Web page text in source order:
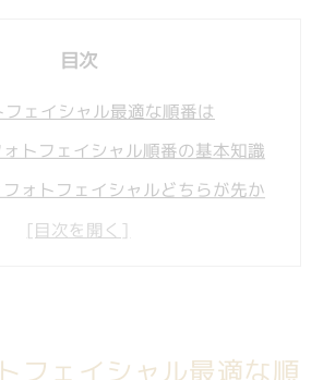
目次
ェイシャル最適な順番は
トフェイシャル順番の基本知識
ォトフェイシャルどちらが先か
で脱毛とフォトフェイシャルを選
フェイシャル最適な順